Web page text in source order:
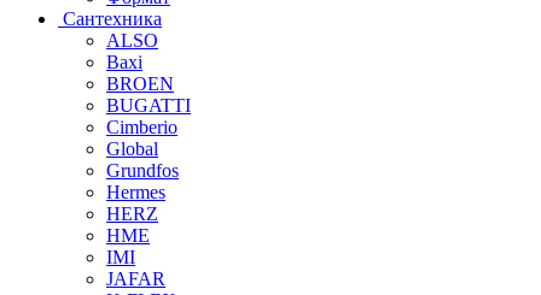
Сантехника
ALSO
Baxi
BROEN
BUGATTI
Cimberio
Global
Grundfos
Hermes
HERZ
HME
IMI
JAFAR